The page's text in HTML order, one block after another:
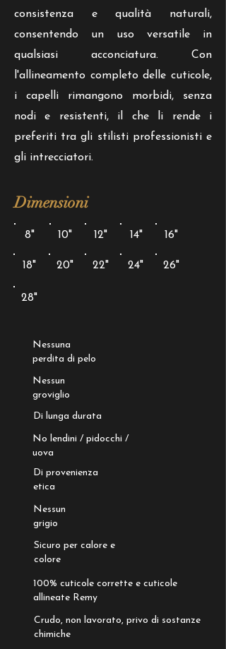
consistenza e qualità naturali,
consentendo un uso versatile in
qualsiasi acconciatura. Con
l'allineamento completo delle cuticole,
i capelli rimangono morbidi, senza
nodi e resistenti, il che li rende i
preferiti tra gli stilisti professionisti e
gli intrecciatori.
Dimensioni
8" 10" 12" 14" 16"
18" 20" 22" 24" 26"
28"
Nessuna
perdita di pelo
Nessun
groviglio
Di lunga durata
No lendini / pidocchi /
uova
Di provenienza
etica
Nessun
grigio
Sicuro per calore e
colore
100% cuticole corrette e cuticole
allineate Remy
Crudo, non lavorato, privo di sostanze
chimiche